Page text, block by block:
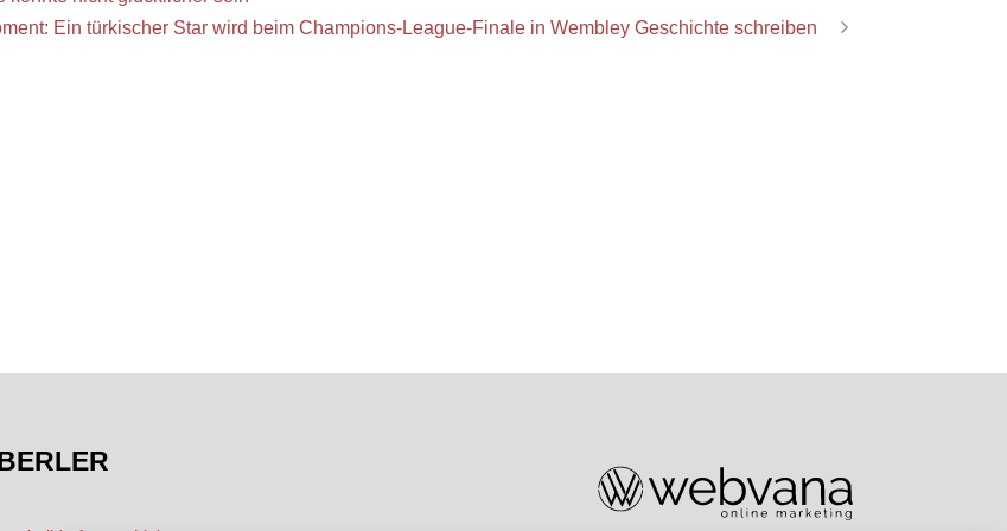
Ein türkischer Star wird beim Champions-League-Finale in Wembley Geschichte schreiben